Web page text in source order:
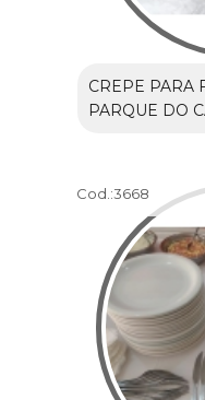
CREPE PARA
PARQUE DO
Cod.:3668